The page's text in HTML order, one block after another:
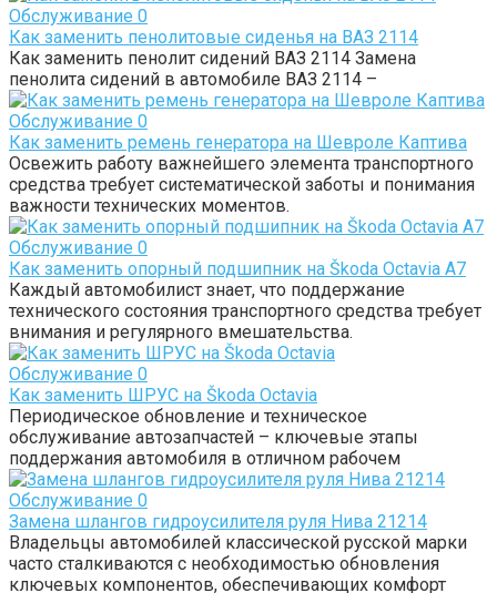
Обслуживание 0
Как заменить пенолитовые сиденья на ВАЗ 2114
Как заменить пенолит сидений ВАЗ 2114 Замена
пенолита сидений в автомобиле ВАЗ 2114 –
Обслуживание 0
Как заменить ремень генератора на Шевроле Каптива
Освежить работу важнейшего элемента транспортного
средства требует систематической заботы и понимания
важности технических моментов.
Обслуживание 0
Как заменить опорный подшипник на Škoda Octavia A7
Каждый автомобилист знает, что поддержание
технического состояния транспортного средства требует
внимания и регулярного вмешательства.
Обслуживание 0
Как заменить ШРУС на Škoda Octavia
Периодическое обновление и техническое
обслуживание автозапчастей – ключевые этапы
поддержания автомобиля в отличном рабочем
Обслуживание 0
Замена шлангов гидроусилителя руля Нива 21214
Владельцы автомобилей классической русской марки
часто сталкиваются с необходимостью обновления
ключевых компонентов, обеспечивающих комфорт